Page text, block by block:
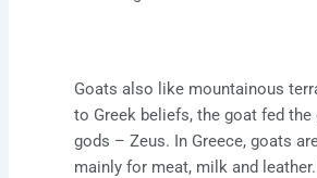
Goats also like mountainous
to Greek beliefs, the goat fed
gods – Zeus. In Greece, goats
mainly for meat, milk and